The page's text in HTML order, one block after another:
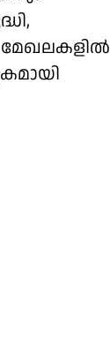
മേഖലകളില്‍